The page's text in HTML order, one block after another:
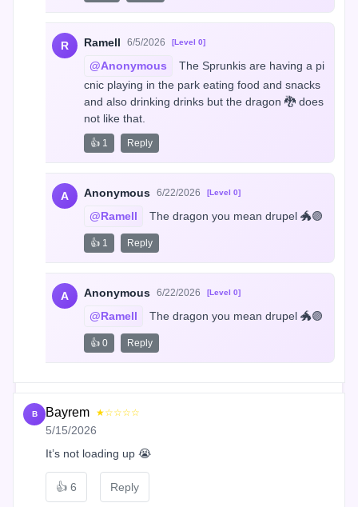
R Ramell 6/5/2026 [Level 0]
@Anonymous
The Sprunkis are having a pi
cnic playing in the park eating food and snacks
and also drinking drinks but the dragon 🐉 does
not like that.
👍 1 Reply
A Anonymous 6/22/2026 [Level 0]
@Ramell The dragon you mean drupel 🐲🟣
👍 1 Reply
A Anonymous 6/22/2026 [Level 0]
@Ramell The dragon you mean drupel 🐲🟣
👍 0 Reply
B Bayrem ★☆☆☆☆
5/15/2026
It’s not loading up 😭
👍 6 Reply